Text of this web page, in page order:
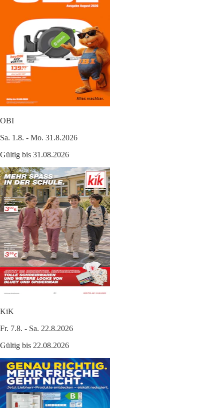
OBI
Sa. 1.8. - Mo. 31.8.2026
Gültig bis 31.08.2026
KiK
Fr. 7.8. - Sa. 22.8.2026
Gültig bis 22.08.2026